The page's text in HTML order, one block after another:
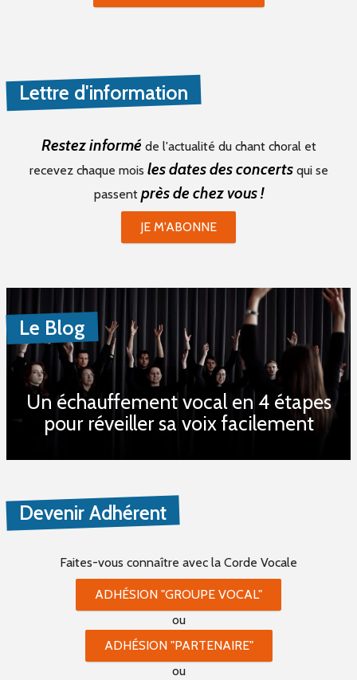
Lettre d'information
Restez informé de l'actualité du chant choral et
recevez chaque mois les dates des concertsqui se
passent près de chez vous !
JE M'ABONNE
Le Blog
Un échauffement vocal en 4 étapes
pour réveiller sa voix facilement
Devenir Adhérent
Faites-vous connaître avec la Corde Vocale
ADHÉSION "GROUPE VOCAL"
ou
ADHÉSION "PARTENAIRE"
ou